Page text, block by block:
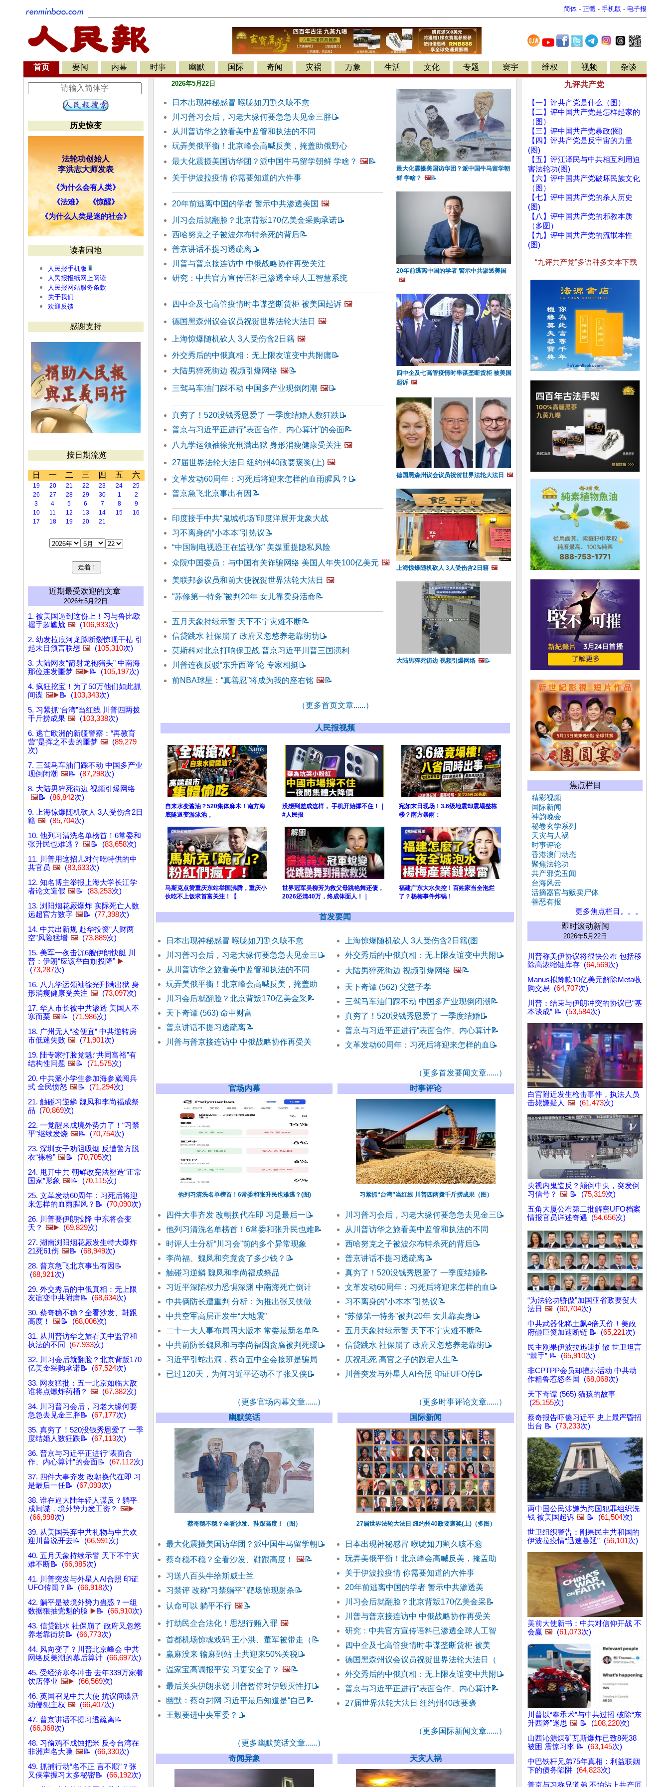
简体 - 正體 - 手机版 - 电子报
首页 要闻 内幕 时事 幽默 国际 奇闻 灾祸 万象 生活 文化 专题 寰宇 维权 视频 杂谈
历史惊变
法轮功创始人
李洪志大师发表
《为什么会有人类》
《法难》
《惊醒》
《为什么人类是迷的社会》
读者园地
人民报手机版
人民报报纸网上阅读
人民报网站服务条款
关于我们
欢迎反馈
感谢支持
按日期流览
日 一 二 三 四 五 六
19 20 21 22 23 24
25
26
27 28 29 30 1
2
3
4 5 6 7 8
9
10
11 12 13 14 15
16
17
18 19 20 21
近期最受欢迎的文章
2026年5月22日
1. 被美国逼到这份上！习与鲁比欧
握手超尴尬 🖼️ (106,933次)
2. 幼发拉底河龙脉断裂惊现干枯 引
起末日预言联想 🖼️ (105,310次)
3. 大陆网友“箭射龙袍猪头” 中南海
那位连发噩梦 🖼️▶️📝 (105,197次)
4. 疯狂挖宝！为了50万他们如此抓
间谍 🖼️▶️📝 (103,343次)
5. 习紧抓“台湾”当红线 川普四两拨
千斤捞成果 🖼️ (103,338次)
6. 逃亡欧洲的新疆警察：“再教育
营”是挥之不去的噩梦 🖼️ (89,279
次)
7. 三驾马车油门踩不动 中国多产业
现倒闭潮 🖼️📝 (87,298次)
8. 大陆男猝死街边 视频引爆网络
🖼️📝 (86,842次)
9. 上海惊爆随机砍人 3人受伤含2日
籍 🖼️ (85,704次)
10. 他列习清洗名单榜首！6常委和
张升民也难逃？ 🖼️📝 (83,658次)
11. 川普用这招儿对付吃特供的中
共官员 🖼️ (83,633次)
12. 知名博主举报上海大学长江学
者论文造假 🖼️📝 (83,253次)
13. 浏阳烟花厰爆炸 实际死亡人数
远超官方数字 🖼️📝 (77,398次)
14. 中共出新规 赴华投资“人财两
空”风险猛增 🖼️ (73,889次)
15. 美军一夜击沉6艘伊朗快艇 川
普：伊朗“应该举白旗投降” ▶️
(73,287次)
16. 八九学运领袖徐光刑满出狱 身
形消瘦健康受关注 🖼️ (73,097次)
17. 华人市长被中共渗透 美国人不
寒而栗 🖼️📝 (71,986次)
18. 广州无人“捡便宜” 中共逆转房
市低迷失败 🖼️ (71,901次)
19. 陆专家打脸党魁:“共同富裕”有
结构性问题 🖼️📝 (71,575次)
20. 中共派小学生参加海参崴阅兵
式 全民愤怒 🖼️📝 (71,294次)
21. 触碰习逆鳞 魏凤和李尚福成祭
品 (70,869次)
22. 一觉醒来成境外势力了！“习禁
平”继续发烧 🖼️📝 (70,754次)
23. 深圳女子劝阻吸烟 反遭警方脱
衣“裸检” 🖼️📝 (70,705次)
24. 甩开中共 朝鲜改宪法塑造“正常
国家”形象 🖼️📝 (70,115次)
25. 文革发动60周年：习死后将迎
来怎样的血雨腥风？📝 (70,090次)
26. 川普要伊朗投降 中东将会变
天？ 🖼️▶️ (69,829次)
27. 湖南浏阳烟花厰发生特大爆炸
21死61伤 🖼️📝 (68,949次)
28. 普京急飞北京事出有因📝
(68,921次)
29. 外交秀后的中俄真相：无上限
友谊变中共附庸📝 (68,634次)
30. 蔡奇稳不稳？全看沙发、鞋跟
高度！
🖼️📝 (68,006次)
31. 从川普访华之旅看美中监管和
执法的不同 (67,933次)
32. 川习会后就翻脸？北京背叛170
亿美金采购承诺📝 (67,524次)
33. 网友猛批：五一北京如临大敌
谁将点燃炸药桶？ 🖼️ (67,382次)
34. 川习普习会后，习老大缘何要
急急去见金三胖📝 (67,177次)
35. 真穷了！520没钱秀恩爱了 一季
度结婚人数狂跌📝 (67,113次)
36. 普京与习近平正进行“表面合
作、内心算计”的会面📝 (67,112次)
37. 四件大事齐发 改朝换代在即 习
是最后一任📝 (67,093次)
38. 谁在逼大陆年轻人谋反？躺平
成间谍，境外势力发工资？ 🖼️▶️
(66,998次)
39. 从美国丢弃中共礼物与中共欢
迎川普说开去📝 (66,991次)
40. 五月天象持续示警 天下不宁灾
难不断📝 (66,985次)
41. 川普突发与外星人AI合照 印证
UFO传闻？📝 (66,918次)
42. 躺平是被境外势力蛊惑？一组
数据狠抽党魁的脸 ▶️📝 (66,910次)
43. 信贷跳水 社保崩了 政府又忽悠
养老靠街坊📝 (66,773次)
44. 风向变了？川普北京峰会 中共
网络反美潮的幕后算计 (66,697次)
45. 受经济寒冬冲击 去年339万家餐
饮店停业 🖼️▶️ (66,569次)
46. 英国召见中共大使 抗议间谍活
动侵犯主权 🖼️ (66,407次)
47. 普京讲话不提习透疏离📝
(66,368次)
48. 习偷鸡不成蚀把米 反令台湾在
非洲声名大噪 🖼️📝 (66,330次)
49. 抓捕行动“名不正 言不顺”？张
又侠掌握习太多秘密📝 (66,192次)
2026年5月22日
日本出现神秘感冒 喉咙如刀割久咳不愈
川习普习会后，习老大缘何要急急去见金三胖📝
从川普访华之旅看美中监管和执法的不同
玩弄美俄平衡！北京峰会高喊反美，掩盖助俄野心
最大化震摄美国访华团？派中国牛马留学朝鲜 学啥？ 🖼️📝
关于伊波拉疫情 你需要知道的六件事
20年前逃离中国的学者 警示中共渗透美国 🖼️
川习会后就翻脸？北京背叛170亿美金采购承诺📝
西哈努克之子被波尔布特杀死的背后📝
普京讲话不提习透疏离📝
川普与普京接连访中 中俄战略协作再受关注
研究：中共官方宣传语料已渗透全球人工智慧系统
四中企及七高管疫情时串谋垄断货柜 被美国起诉 🖼️
德国黑森州议会议员祝贺世界法轮大法日 🖼️
上海惊爆随机砍人 3人受伤含2日籍 🖼️
外交秀后的中俄真相：无上限友谊变中共附庸📝
大陆男猝死街边 视频引爆网络 🖼️📝
三驾马车油门踩不动 中国多产业现倒闭潮 🖼️📝
真穷了！520没钱秀恩爱了 一季度结婚人数狂跌 📝
普京与习近平正进行“表面合作、内心算计”的会面📝
八九学运领袖徐光刑满出狱 身形消瘦健康受关注 🖼️
27届世界法轮大法日 纽约州40政要褒奖(上) 🖼️
文革发动60周年：习死后将迎来怎样的血雨腥风？ 📝
普京急飞北京事出有因 📝
印度接手中共“鬼城机场”印度洋展开龙象大战
习不离身的“小本本”引热议 📝
“中国制电视恐正在监视你” 美媒重提隐私风险
众院中国委员：与中国有关诈骗网络 美国人年失100亿美元 🖼️
美联邦参议员和前大使祝贺世界法轮大法日 🖼️
“苏修第一特务”被判20年 女儿靠卖身活命 📝
五月天象持续示警 天下不宁灾难不断📝
信贷跳水 社保崩了 政府又忽悠养老靠街坊📝
莫斯科对北京打响保卫战 普京习近平川普三国演利
川普连夜反驳“东升西降”论 专家相挺 📝
前NBA球星：“真善忍”将成为我的座右铭 🖼️📝
（更多首页文章......）
最大化震摄美国访华团？派中国牛马留学朝
鲜 学啥？ 🖼️📝
20年前逃离中国的学者 警示中共渗透美国
🖼️
四中企及七高管疫情时串谋垄断货柜 被美国
起诉 🖼️
德国黑森州议会议员祝贺世界法轮大法日 🖼️
上海惊爆随机砍人 3人受伤含2日籍 🖼️
大陆男猝死街边 视频引爆网络 🖼️📝
人民报视频
自来水变酱油？520集体麻木！南方海
底隧道变游泳池，
没想到差成这样， 手机开始撑不住！｜
#人民报
宛如末日现场！3.6级地震却震塌整栋
楼？南方暴雨：
马斯克点赞重庆东站举国沸腾，重庆小
伙吃不上饭求首富关注！【
世界冠军吴柳芳为救父母跳艳舞还债，
2026还清40万，终成体面人！｜
福建广东大水失控！百姓家当全泡烂
了？杨梅事件炸锅！
首发要闻
日本出现神秘感冒 喉咙如刀割久咳不愈
川习普习会后，习老大缘何要急急去见金三 📝
从川普访华之旅看美中监管和执法的不同
玩弄美俄平衡！北京峰会高喊反美，掩盖助
川习会后就翻脸？北京背叛170亿美金采📝
天下奇谭 (563) 命中财富
普京讲话不提习透疏离📝
川普与普京接连访中 中俄战略协作再受关
上海惊爆随机砍人 3人受伤含2日籍(图
外交秀后的中俄真相：无上限友谊变中共附📝
大陆男猝死街边 视频引爆网络 🖼️📝
天下奇谭 (562) 父慈子孝
三驾马车油门踩不动 中国多产业现倒闭潮 📝
真穷了！520没钱秀恩爱了 一季度结婚📝
普京与习近平正进行“表面合作、内心算计📝
文革发动60周年：习死后将迎来怎样的血 📝
（更多首发要闻文章......）
官场内幕
他列习清洗名单榜首！6常委和张升民也难逃？(图)
四件大事齐发 改朝换代在即 习是最后一 📝
他列习清洗名单榜首！6常委和张升民也难📝
时评人士分析“川习会”前的多个异常现象
李尚福、魏凤和究竟贪了多少钱？ 📝
触碰习逆鳞 魏凤和李尚福成祭品
习近平深陷权力恐惧深渊 中南海死亡倒计
中共俩防长遭重判 分析：为推出张又侠做
中共空军高层正发生“大地震”
二十一大人事布局四大版本 常委最新名单📝
中共前防长魏凤和与李尚福因贪腐被判死缓📝
习近平引蛇出洞，蔡奇五中全会接班是骗局
已过120天，为何习近平还动不了张又侠📝
（更多官场内幕文章......）
时事评论
习紧抓“台湾”当红线 川普四两拨千斤捞成果（图）
川习普习会后，习老大缘何要急急去见金三 📝
从川普访华之旅看美中监管和执法的不同
西哈努克之子被波尔布特杀死的背后📝
普京讲话不提习透疏离📝
真穷了！520没钱秀恩爱了 一季度结婚📝
文革发动60周年：习死后将迎来怎样的血 📝
习不离身的“小本本”引热议 📝
“苏修第一特务”被判20年 女儿靠卖身📝
五月天象持续示警 天下不宁灾难不断📝
信贷跳水 社保崩了 政府又忽悠养老靠街📝
庆祝毛死 高官之子的跌宕人生 📝
川普突发与外星人AI合照 印证UFO传📝
（更多时事评论文章......）
幽默笑话
蔡奇稳不稳？全看沙发、鞋跟高度！（图）
最大化震摄美国访华团？派中国牛马留学朝 📝
蔡奇稳不稳？全看沙发、鞋跟高度！
🖼️📝
习送八百头牛给斯威士兰
习禁评 改称“习禁躺平” 靶场惊现射杀📝
认命可以 躺平不行 🖼️📝
打劫民企合法化！思想行贿入罪 🖼️
首都机场惊魂戏码 王小洪、董军被带走（ 📝
赢麻没来 输麻到站 土共迎来50%关税📝
温家宝高调报平安 习更安全了？ 🖼️📝
最后关头伊朗求饶 川普暂停对伊毁灭性打📝
幽默：蔡奇封网 习近平最后知道是“自己 📝
王毅要进中央军委？ 📝
（更多幽默笑话文章......）
国际新闻
27届世界法轮大法日 纽约州40政要褒奖(上)（多图）
日本出现神秘感冒 喉咙如刀割久咳不愈
玩弄美俄平衡！北京峰会高喊反美，掩盖助
关于伊波拉疫情 你需要知道的六件事
20年前逃离中国的学者 警示中共渗透美
川习会后就翻脸？北京背叛170亿美金采📝
川普与普京接连访中 中俄战略协作再受关
研究：中共官方宣传语料已渗透全球人工智
四中企及七高管疫情时串谋垄断货柜 被美
德国黑森州议会议员祝贺世界法轮大法日（
外交秀后的中俄真相：无上限友谊变中共附📝
普京与习近平正进行“表面合作、内心算计📝
27届世界法轮大法日 纽约州40政要褒
（更多国际新闻文章......）
奇闻异象 天灾人祸
九评共产党
【一】评共产党是什么（图）
【二】评中国共产党是怎样起家的
（图）
【三】评中国共产党暴政(图)
【四】评共产党是反宇宙的力量
(图)
【五】评江泽民与中共相互利用迫
害法轮功(图)
【六】评中国共产党破坏民族文化
（图）
【七】评中国共产党的杀人历史
(图)
【八】评中国共产党的邪教本质
（多图）
【九】评中国共产党的流氓本性
(图)
“九评共产党”多语种多文本下载
焦点栏目
精彩视频
国际新闻
神韵晚会
秘卷玄学系列
天灾与人祸
时事评论
香港澳门动态
聚焦法轮功
共产邪党丑闻
台海风云
活摘器官与贩卖尸体
善恶有报
更多焦点栏目。。。
即时滚动新闻
2026年5月22日
川普称美伊协议将很快公布 包括移
除高浓缩铀库存 (64,569次)
Manus拟筹款10亿美元解除Meta收
购交易 (64,707次)
川普：结束与伊朗冲突的协议已“基
本谈成” 📝 (53,584次)
白宫附近发生枪击事件，执法人员
击毙嫌疑人 🖼️ (61,473次)
央视内鬼造反？颠倒中央，突发倒
习信号？ 🖼️ 📝 (75,319次)
五角大厦公布第二批解密UFO档案
情报官员详述奇遇 (54,656次)
“为法轮功骄傲”加国亚省政要贺大
法日 🖼️ (60,704次)
中共武器化稀土飙4倍天价！美政
府砸巨资加速断链 📝 (65,221次)
民主刚果伊波拉迅速扩散 世卫坦言
“棘手” 📝 (65,910次)
非CPTPP会员却擅办活动 中共动
作粗鲁惹怒各国 (68,068次)
天下奇谭 (565) 猫孩的故事
(25,155次)
蔡奇报告吓傻习近平 史上最严昏招
出台 📝 (73,233次)
两中国公民涉嫌为跨国犯罪组织洗
钱 被美国起诉 🖼️ 📝 (61,504次)
世卫组织警告：刚果民主共和国的
伊波拉疫情“迅速蔓延” (56,101次)
美前大使新书：中共对信仰开战 不
会赢 🖼️ (61,073次)
川普以“奉承术”与中共过招 破除“东
升西降”迷思 🖼️ 📝 (108,220次)
山西沁源煤矿瓦斯爆炸已致8死38
被困 震惊习李 📝 (63,145次)
中巴铁杆兄弟75年真相：利益联姻
下的债务陷阱 (64,823次)
普京与习称兄道弟 不怕沾上共产厄